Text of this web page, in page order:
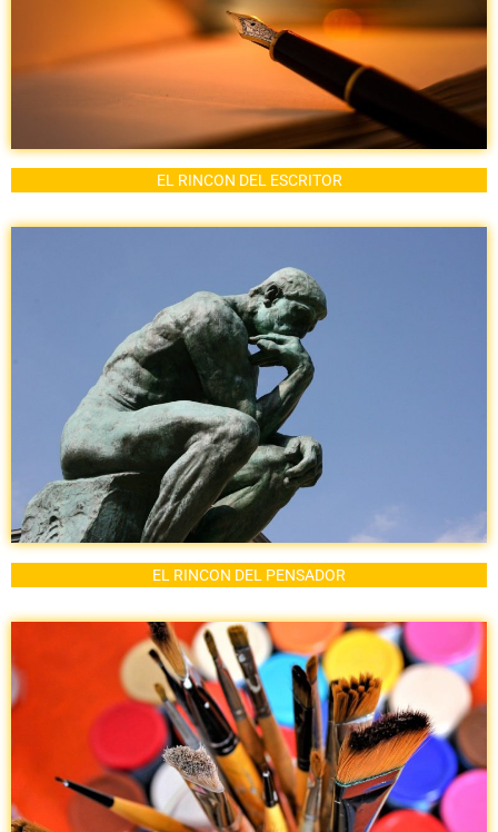
EL RINCON DEL ESCRITOR
EL RINCON DEL PENSADOR